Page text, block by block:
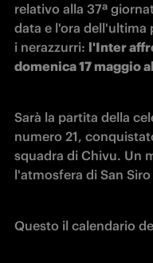
relativo alla 37ª
data e l'ora dell'ultima
i nerazzurri: l'Inter
domenica 17 maggio
Sarà la partita della
numero 21,
squadra di Chivu. Un
l'atmosfera di San
Questo il calendario